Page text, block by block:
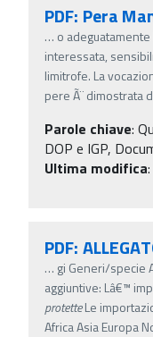
PDF: Pera
… o
interessata,
limitrofe. La
pere Ã¨ dimostrata
Parole chiave:
DOP e IGP,
Ultima modifica:
PDF:
… gi Generi/specie
aggiuntive: Lâ€™
protetteLe
Africa Asia Europa